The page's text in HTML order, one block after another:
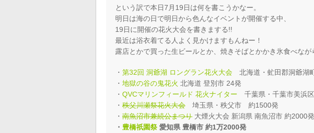
という訳で本日7月19日は何を書こうかなー。
明日は海の日で明日から色んなイベントが開催する中、
19日に開催の花火大会を書きまする!!
最近は浴衣着てる人よく見かけますもんねー！
露店とかで買った生ビールとか、焼きそばとかかき氷食べな
・第32回 洞爺湖 ロングラン花火大会 北海道・虻田郡洞爺湖
・地獄の谷の鬼花火 北海道 登別市 24発
・QVCマリンフィールド 花火ナイター 千葉県・千葉市美浜
・秩父川瀬祭花火大会埼玉県・秩父市 約1500発
・南魚沼市兼続公まつり大煙火大会 新潟県 南魚沼市 約2000発
・ 豊橋祇園祭 愛知県 豊橋市 約1万2000発